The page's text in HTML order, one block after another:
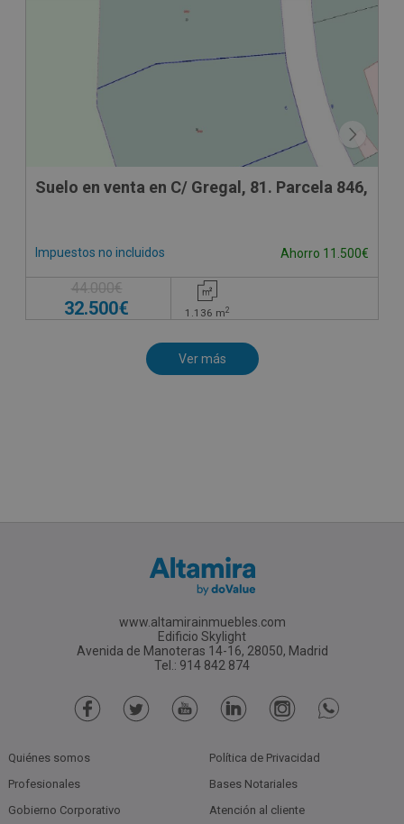
Suelo en venta en C/ Gregal, 81. Parcela 846,
Impuestos no incluidos Ahorro 11.500€
44.000€
32.500€ 1.136 m2
www.altamirainmuebles.com
Edificio Skylight
Avenida de Manoteras 14-16, 28050, Madrid
Tel.: 914 842 874
Quiénes somos
Profesionales
Gobierno Corporativo
Política de Privacidad
Bases Notariales
Atención al cliente